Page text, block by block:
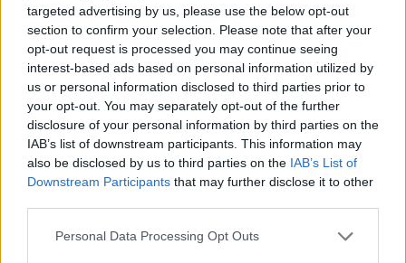
targeted advertising by us, please use the below opt-out
section to confirm your selection. Please note that after your
opt-out request is processed you may continue seeing
interest-based ads based on personal information utilized by
us or personal information disclosed to third parties prior to
your opt-out. You may separately opt-out of the further
disclosure of your personal information by third parties on the
IAB’s list of downstream participants. This information may
also be disclosed by us to third parties on the IAB’s List of
Downstream Participants that may further disclose it to other
Please note that this website/app uses one or more Google
Personal Data Processing Opt Outs